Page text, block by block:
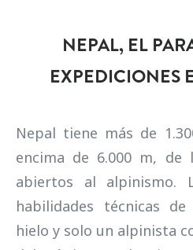
NEPAL, EL
EXPEDICIONES
Nepal tiene más de
encima de 6.000 m, de
abiertos al alpinismo.
habilidades técnicas
hielo y solo un alpinista